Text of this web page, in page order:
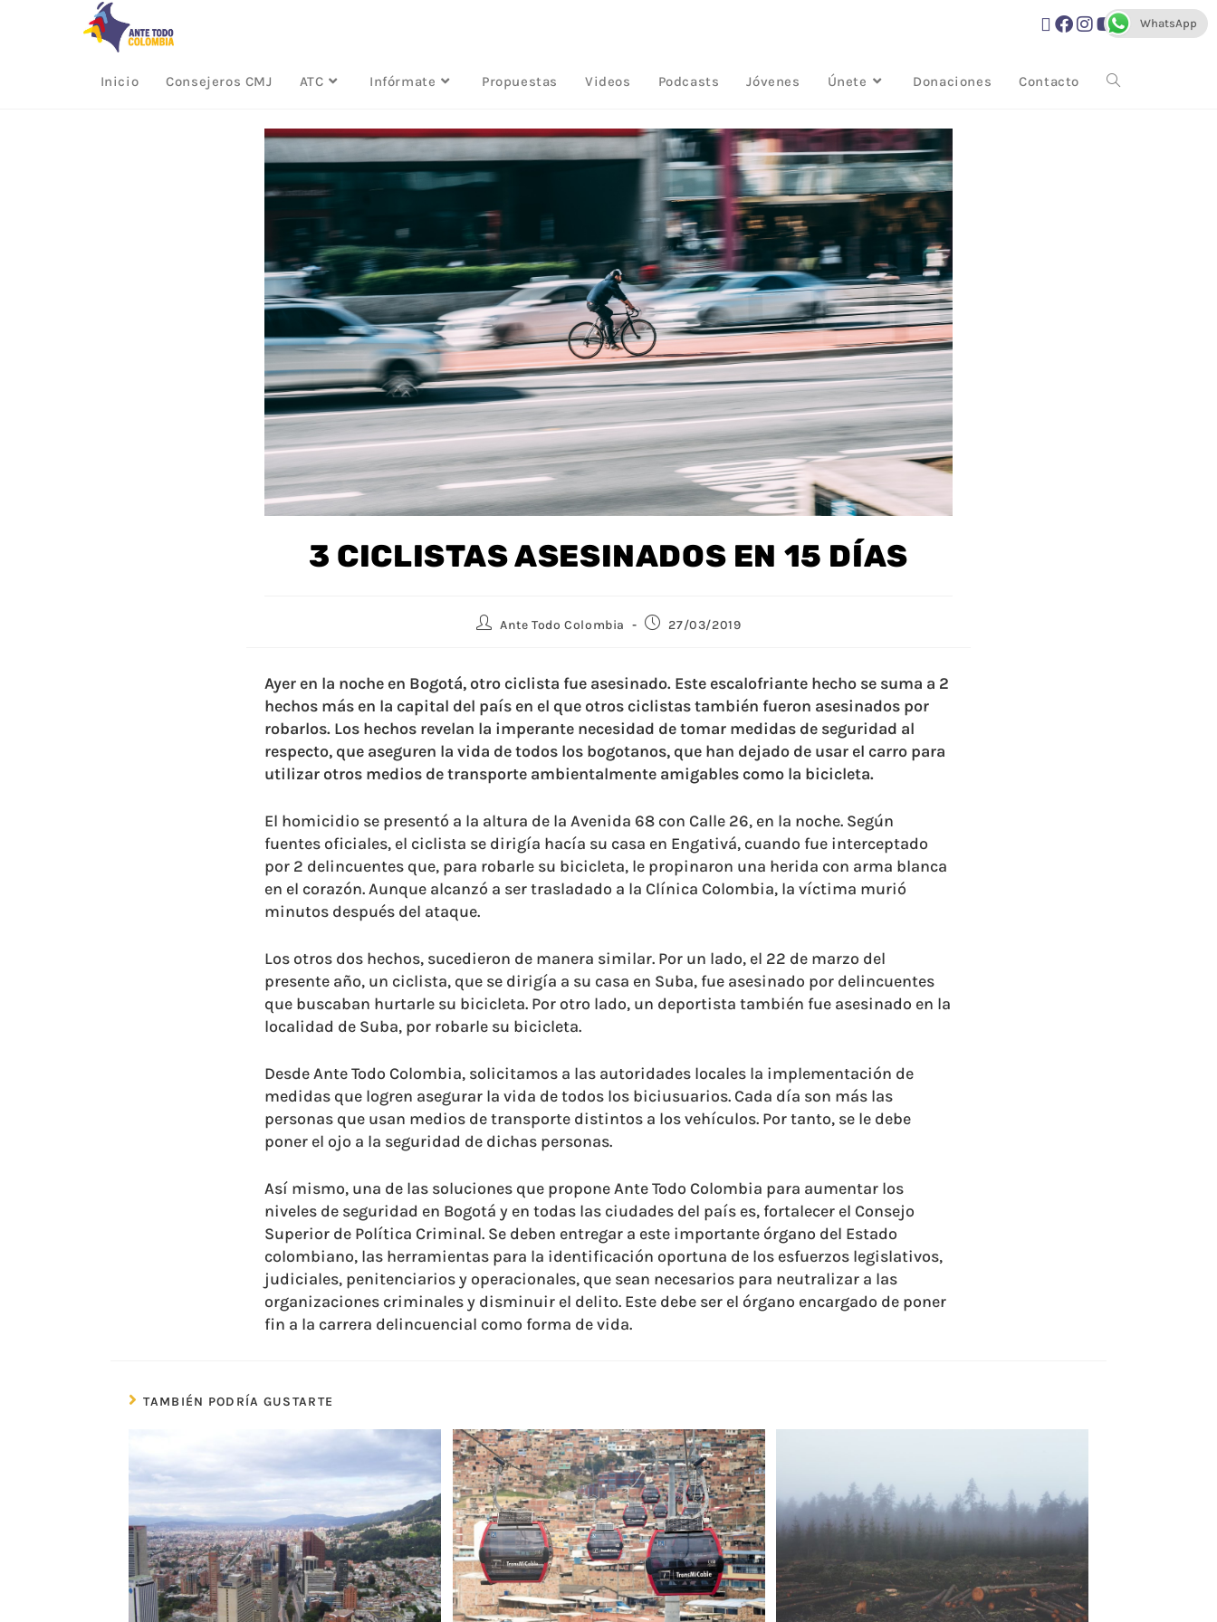
Inicio Consejeros CMJ ATC Infórmate Propuestas Videos Podcasts Jóvenes Únete Donaciones Contacto
3 CICLISTAS ASESINADOS EN 15 DÍAS
Ante Todo Colombia 27/03/2019
Ayer en la noche en Bogotá, otro ciclista fue asesinado. Este escalofriante hecho se suma a 2
hechos más en la capital del país en el que otros ciclistas también fueron asesinados por
robarlos. Los hechos revelan la imperante necesidad de tomar medidas de seguridad al
respecto, que aseguren la vida de todos los bogotanos, que han dejado de usar el carro para
utilizar otros medios de transporte ambientalmente amigables como la bicicleta.
El homicidio se presentó a la altura de la Avenida 68 con Calle 26, en la noche. Según
fuentes oficiales, el ciclista se dirigía hacía su casa en Engativá, cuando fue interceptado
por 2 delincuentes que, para robarle su bicicleta, le propinaron una herida con arma blanca
en el corazón. Aunque alcanzó a ser trasladado a la Clínica Colombia, la víctima murió
minutos después del ataque.
Los otros dos hechos, sucedieron de manera similar. Por un lado, el 22 de marzo del
presente año, un ciclista, que se dirigía a su casa en Suba, fue asesinado por delincuentes
que buscaban hurtarle su bicicleta. Por otro lado, un deportista también fue asesinado en la
localidad de Suba, por robarle su bicicleta.
Desde Ante Todo Colombia, solicitamos a las autoridades locales la implementación de
medidas que logren asegurar la vida de todos los biciusuarios. Cada día son más las
personas que usan medios de transporte distintos a los vehículos. Por tanto, se le debe
poner el ojo a la seguridad de dichas personas.
Así mismo, una de las soluciones que propone Ante Todo Colombia para aumentar los
niveles de seguridad en Bogotá y en todas las ciudades del país es, fortalecer el Consejo
Superior de Política Criminal. Se deben entregar a este importante órgano del Estado
colombiano, las herramientas para la identificación oportuna de los esfuerzos legislativos,
judiciales, penitenciarios y operacionales, que sean necesarios para neutralizar a las
organizaciones criminales y disminuir el delito. Este debe ser el órgano encargado de poner
fin a la carrera delincuencial como forma de vida.
TAMBIÉN PODRÍA GUSTARTE
WhatsApp